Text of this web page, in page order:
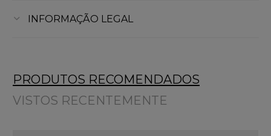
INFORMAÇÃO LEGAL
PRODUTOS RECOMENDADOS
VISTOS RECENTEMENTE